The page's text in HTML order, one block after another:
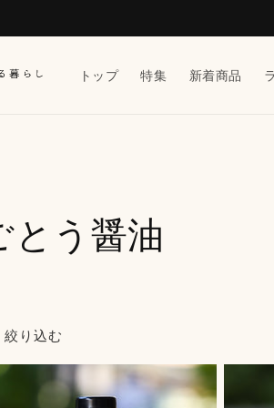
トップ 特集 新着商品
とう醤油
絞り込む